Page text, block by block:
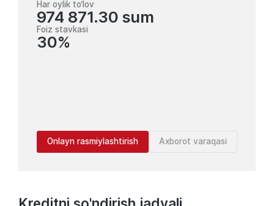
Har oylik to‘lov
974 871.30 sum
Foiz stavkasi
30%
Onlayn rasmiylashtirish Axborot varaqasi